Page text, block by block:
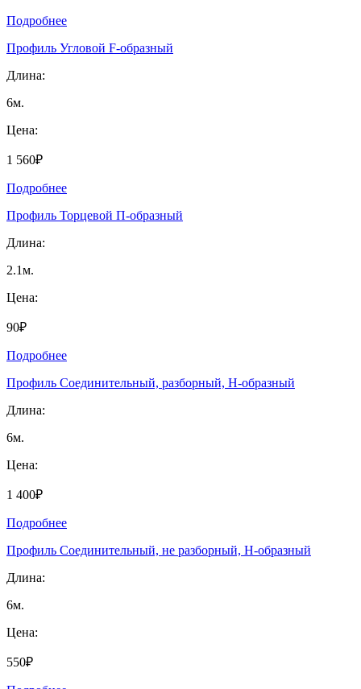
Подробнее
Профиль Угловой F-образный
Длина:
6м.
Цена:
1 560₽
Подробнее
Профиль Торцевой П-образный
Длина:
2.1м.
Цена:
90₽
Подробнее
Профиль Соединительный, разборный, Н-образный
Длина:
6м.
Цена:
1 400₽
Подробнее
Профиль Соединительный, не разборный, Н-образный
Длина:
6м.
Цена:
550₽